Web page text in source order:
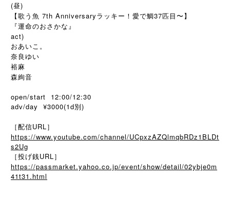
(昼)
【歌う魚 7th Anniversaryラッキー！愛で鯛37匹目〜】
『運命のおさかな』
act)
おあいこ。
奈良ゆい
裕麻
森絢音
open/start 12:00/12:30
adv/day ¥3000(1d別)
［配信URL］
https://www.youtube.com/channel/UCpxzAZQlmqbRDz1BLDt
s2Ug
［投げ銭URL］
https://passmarket.yahoo.co.jp/event/show/detail/02ybje0m
41t31.html